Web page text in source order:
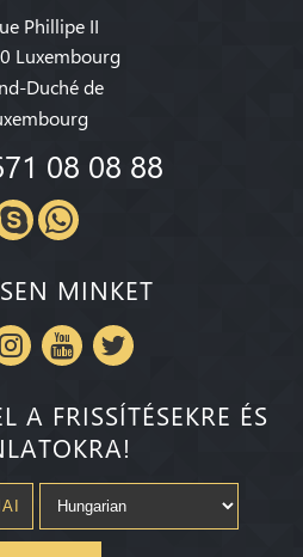
Phillipe II
Luxembourg
Duché de
08 08 88
MINKET
A FRISSÍTÉSEKRE ÉS